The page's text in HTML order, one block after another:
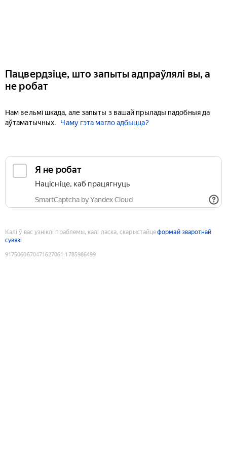
Пацвердзіце, што запыты адпраўлялі вы, а
не робат
Нам вельмі шкада, але запыты з вашай прылады падобныя да
аўтаматычных.
Чаму гэта магло адбыцца?
Я не робат
Націсніце, каб працягнуць
SmartCaptcha by Yandex Cloud
Калі ў вас узніклі праблемы, калі ласка, скарыстайцеформай зваротнай
сувязі
9175060670471627061 :1785986499